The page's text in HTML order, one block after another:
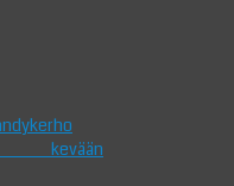
kevään